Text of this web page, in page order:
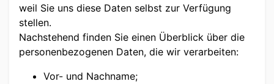
weil Sie uns diese Daten selbst zur Verfügung
stellen.
Nachstehend finden Sie einen Überblick über die
personenbezogenen Daten, die wir verarbeiten:
Vor- und Nachname;